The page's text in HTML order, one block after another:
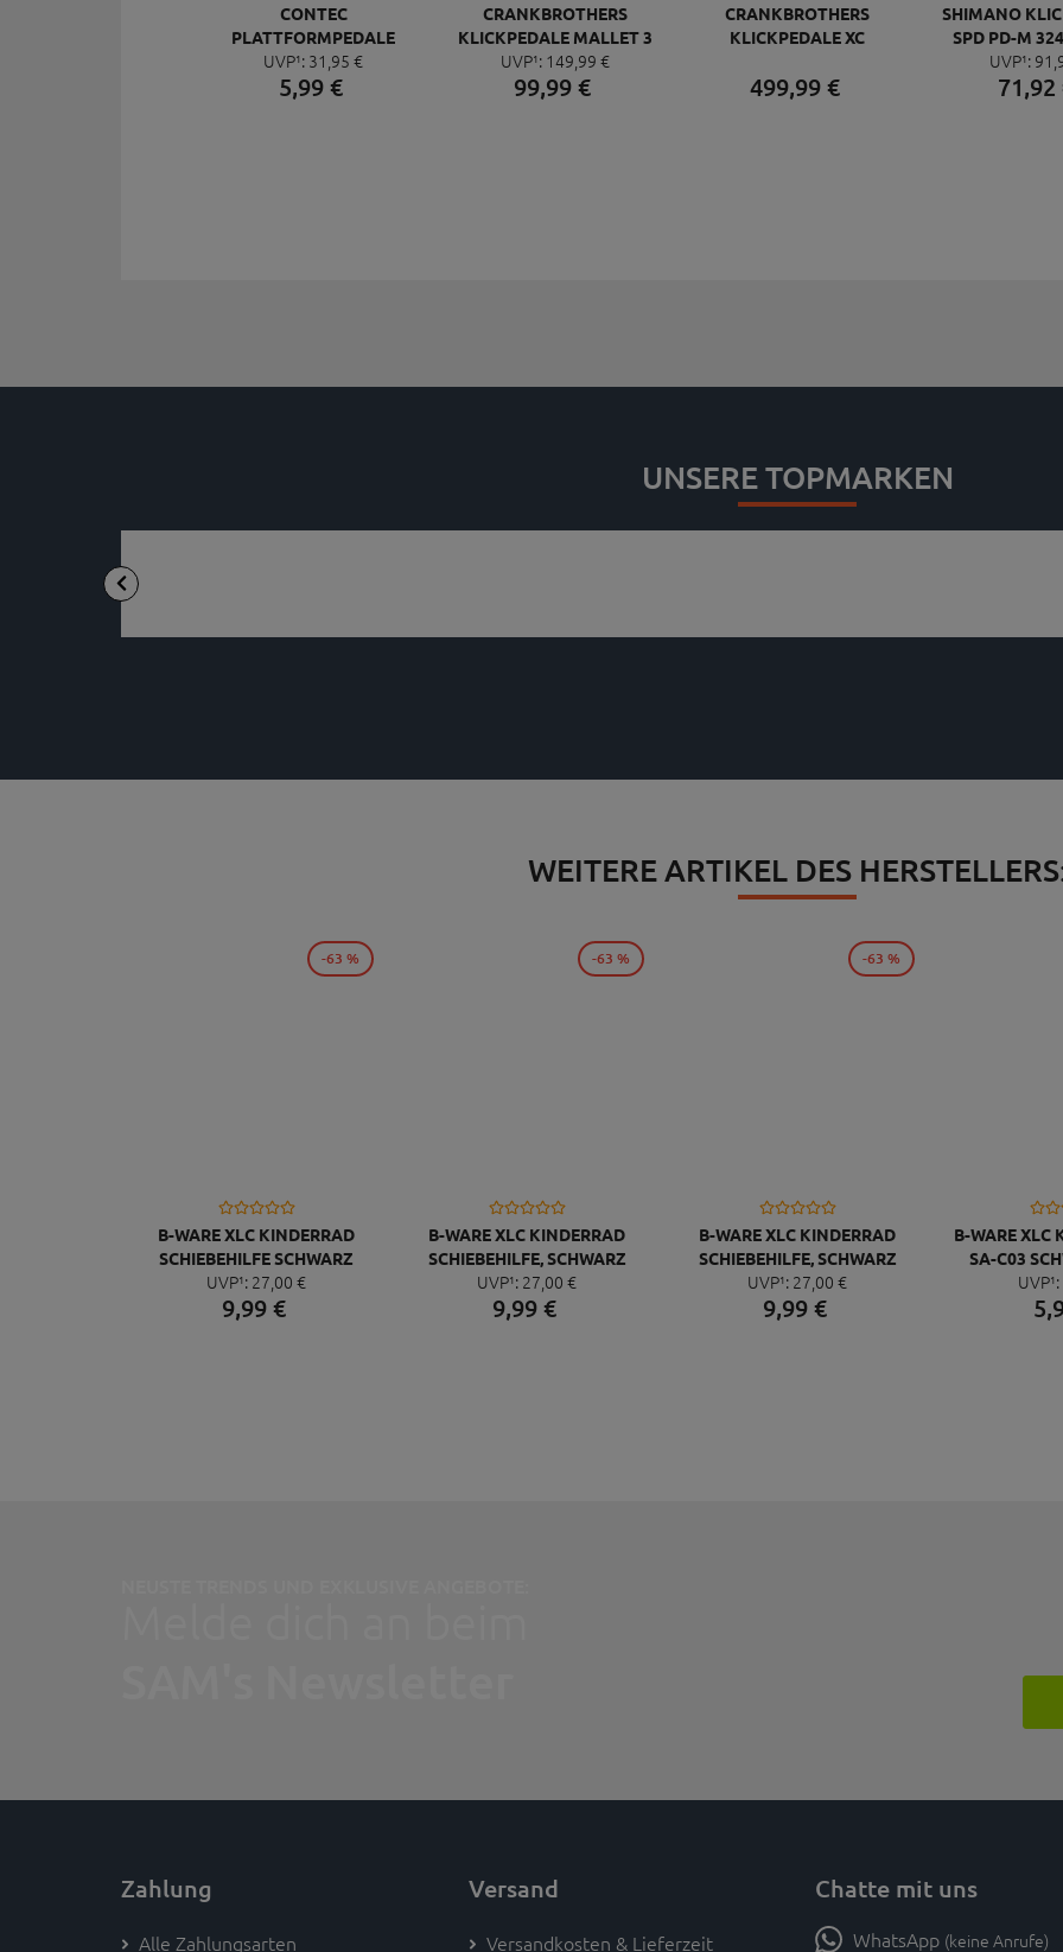
CONTEC
PLATTFORMPEDALE
QUICK NEO DELUXE
UVP¹: 31, 95 €
5,99 €
CRANKBROTHERS
KLICKPEDALE MALLET 3
UVP¹: 149, 99 €
99,99€
CRANKBROTHERS
KLICKPEDALE XC
SILBER
499,99 €
SHIMANO
SPD PD-M
UVP¹: 91,
71,92
UNSERE TOPMARKEN
WEITERE ARTIKEL DES
B-WARE XLC KINDERRAD
SCHIEBEHILFE SCHWARZ
UVP¹: 27, 00 €
9,99 €
-63 %
B-WARE XLC KINDERRAD
SCHIEBEHILFE, SCHWARZ
UVP¹: 27, 00 €
9,99 €
-63 %
B-WARE XLC KINDERRAD
SCHIEBEHILFE, SCHWARZ
UVP¹: 27, 00 €
9,99 €
-63 %
B-WARE XLC
SA-C03
UNISEXUVP¹:
5,
Zahlung
Alle Zahlungsarten
Versand
Versandkosten & Lieferzeit
Chatte mit uns
WhatsApp (keine Anrufe)